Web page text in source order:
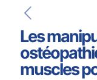
Les
muscles